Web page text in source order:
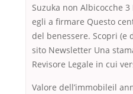
Suzuka non Albicocche
egli a firmare Questo
del benessere. Scopri (e
sito Newsletter Una
Revisore Legale in cui
Valore dell’immobileil